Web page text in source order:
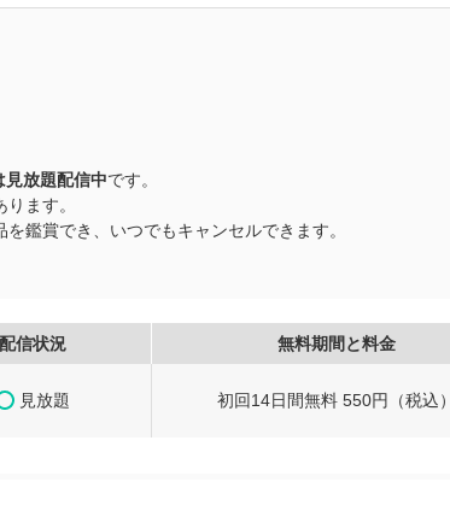
見放題配信中です。
ます。
鑑賞でき、いつでもキャンセルできます。
配信状況 無料期間と料金
見放題 初回14日間無料 550円（税込）